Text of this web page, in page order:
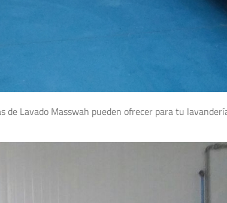
de Lavado Masswah pueden ofrecer para tu